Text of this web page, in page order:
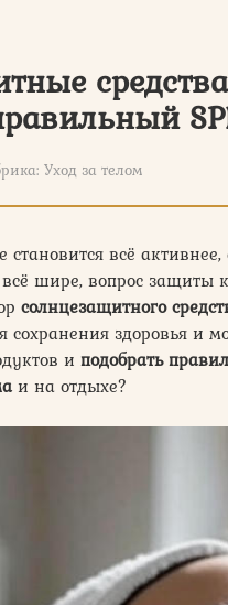
Уход за телом
становится всё
всё шире, вопрос защиты
солнцезащитного
сохранения здоровья и
и подобрать
и на отдыхе?